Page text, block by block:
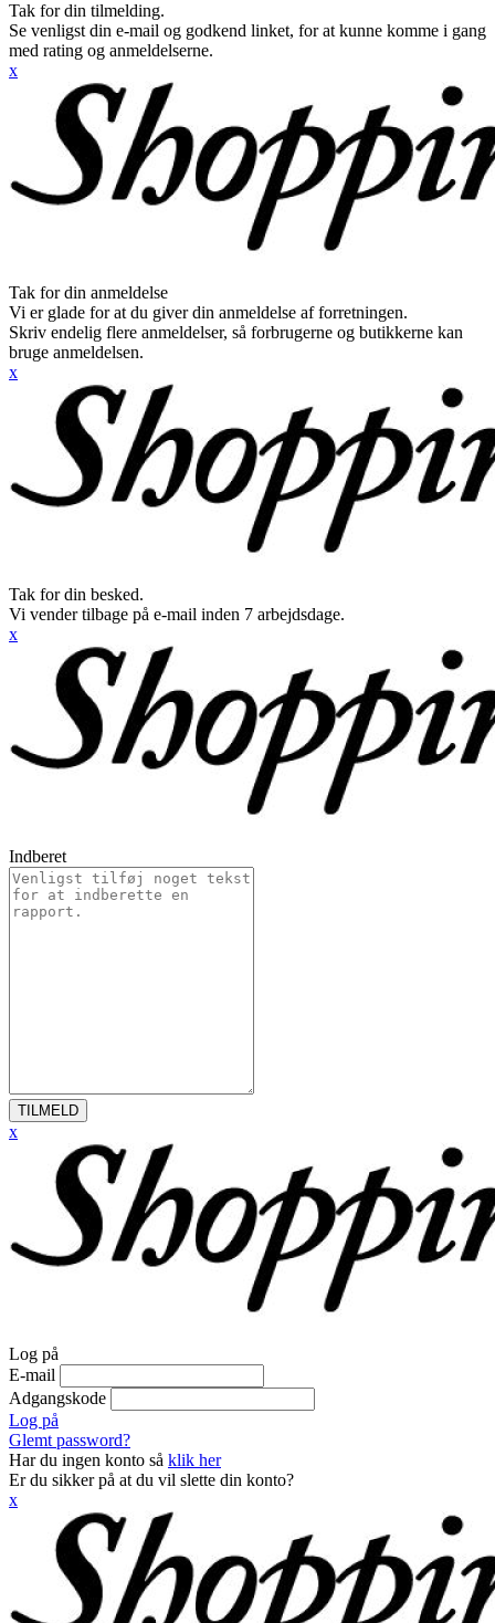
Tak for din tilmelding.
Se venligst din e-mail og godkend linket, for at kunne komme i gang
med rating og anmeldelserne.
x
Tak for din anmeldelse
Vi er glade for at du giver din anmeldelse af forretningen.
Skriv endelig flere anmeldelser, så forbrugerne og butikkerne kan
bruge anmeldelsen.
x
Tak for din besked.
Vi vender tilbage på e-mail inden 7 arbejdsdage.
x
Indberet
TILMELD
x
Log på
E-mail
Adgangskode
Log på
Glemt password?
Har du ingen konto så klik her
Er du sikker på at du vil slette din konto?
x